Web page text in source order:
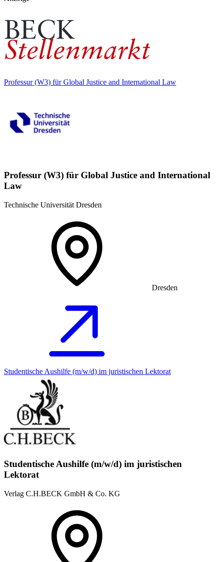
Professur (W3) für Global Justice and International Law
Professur (W3) für Global Justice and International
Law
Technische Universität Dresden
Dresden
Studentische Aushilfe (m/w/d) im juristischen Lektorat
Studentische Aushilfe (m/w/d) im juristischen
Lektorat
Verlag C.H.BECK GmbH & Co. KG